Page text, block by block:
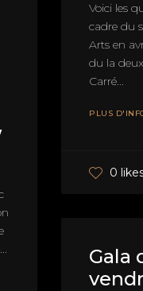
Voici les
cadre du
Arts en
du la
Carré...
PLUS
0
Gala